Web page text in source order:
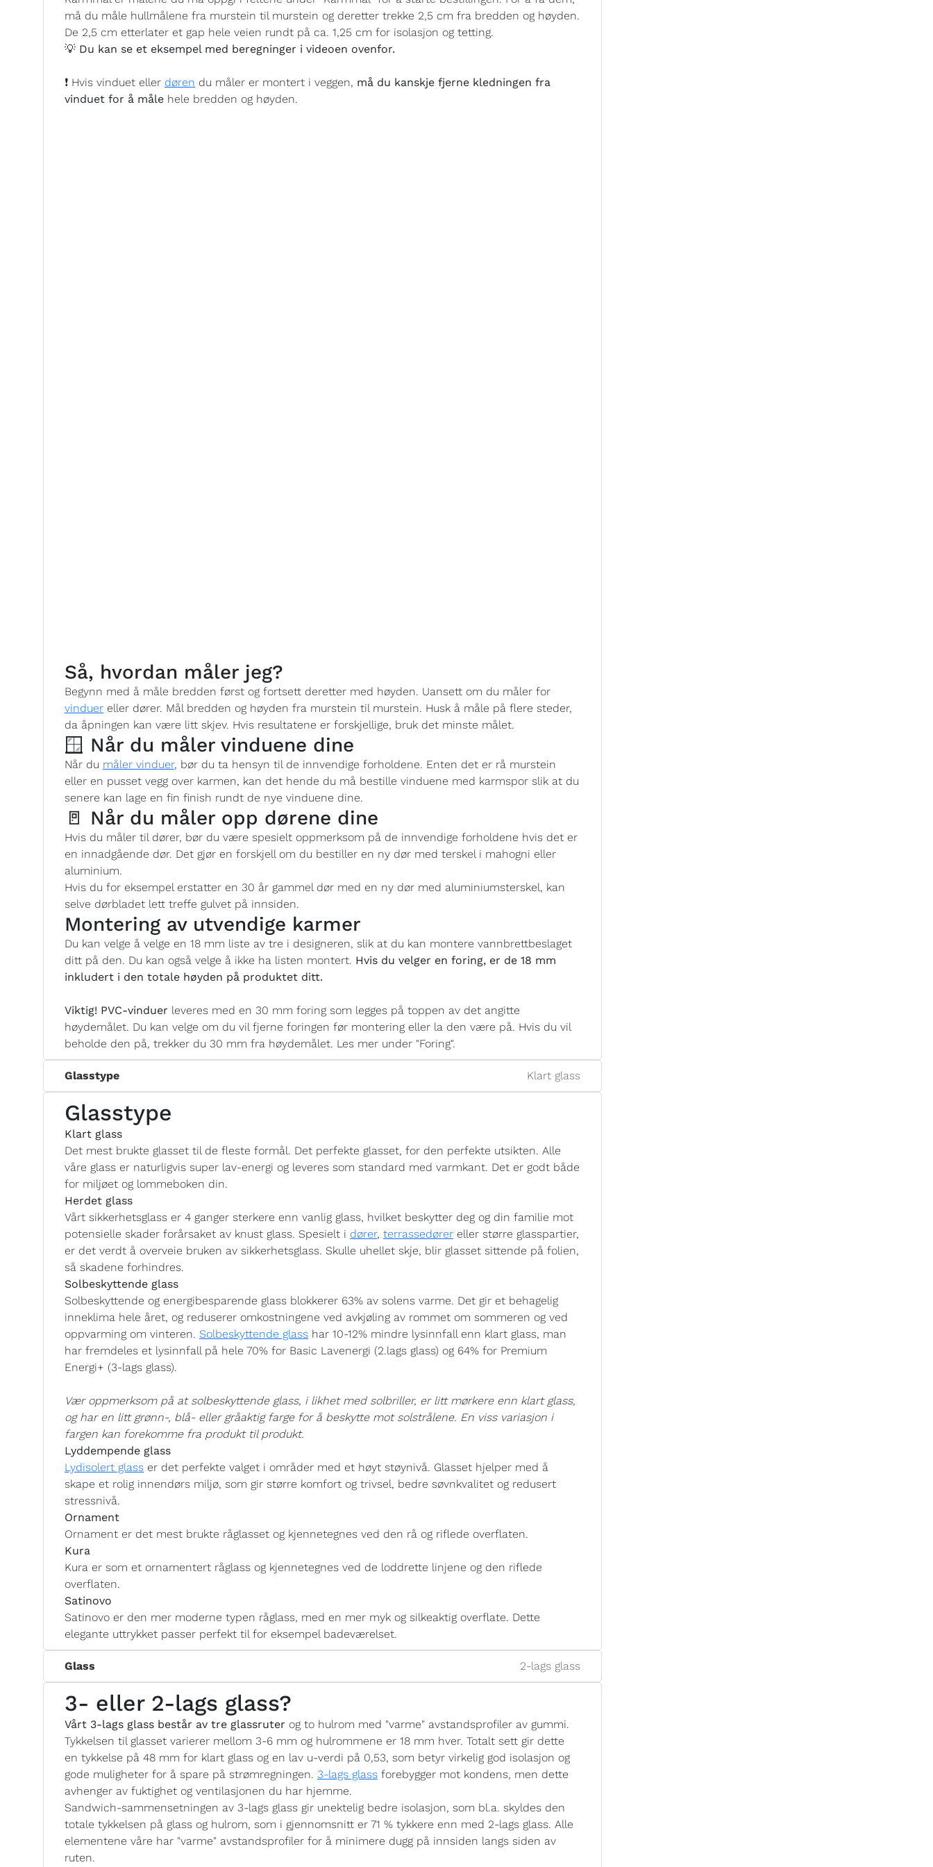
må du måle hullmålene fra murstein til murstein og deretter trekke 2,5 cm fra bredden og høyden.
De 2,5 cm etterlater et gap hele veien rundt på ca. 1,25 cm for isolasjon og tetting.
💡 Du kan se et eksempel med beregninger i videoen ovenfor.
❗ Hvis vinduet eller døren du måler er montert i veggen, må du kanskje fjerne kledningen fra
vinduet for å måle hele bredden og høyden.
Så, hvordan måler jeg?
Begynn med å måle bredden først og fortsett deretter med høyden. Uansett om du måler for
vinduer eller dører. Mål bredden og høyden fra murstein til murstein. Husk å måle på flere steder,
da åpningen kan være litt skjev. Hvis resultatene er forskjellige, bruk det minste målet.
🪟 Når du måler vinduene dine
Når du måler vinduer, bør du ta hensyn til de innvendige forholdene. Enten det er rå murstein
eller en pusset vegg over karmen, kan det hende du må bestille vinduene med karmspor slik at du
senere kan lage en fin finish rundt de nye vinduene dine.
🚪 Når du måler opp dørene dine
Hvis du måler til dører, bør du være spesielt oppmerksom på de innvendige forholdene hvis det er
en innadgående dør. Det gjør en forskjell om du bestiller en ny dør med terskel i mahogni eller
aluminium.
Hvis du for eksempel erstatter en 30 år gammel dør med en ny dør med aluminiumsterskel, kan
selve dørbladet lett treffe gulvet på innsiden.
Montering av utvendige karmer
Du kan velge å velge en 18 mm liste av tre i designeren, slik at du kan montere vannbrettbeslaget
ditt på den. Du kan også velge å ikke ha listen montert. Hvis du velger en foring, er de 18 mm
inkludert i den totale høyden på produktet ditt.
Viktig! PVC-vinduer leveres med en 30 mm foring som legges på toppen av det angitte
høydemålet. Du kan velge om du vil fjerne foringen før montering eller la den være på. Hvis du vil
beholde den på, trekker du 30 mm fra høydemålet. Les mer under "Foring".
Glasstype Klart glass
Glasstype
Klart glass
Det mest brukte glasset til de fleste formål. Det perfekte glasset, for den perfekte utsikten. Alle
våre glass er naturligvis super lav-energi og leveres som standard med varmkant. Det er godt både
for miljøet og lommeboken din.
Herdet glass
Vårt sikkerhetsglass er 4 ganger sterkere enn vanlig glass, hvilket beskytter deg og din familie mot
potensielle skader forårsaket av knust glass. Spesielt i dører, terrassedører eller større glasspartier,
er det verdt å overveie bruken av sikkerhetsglass. Skulle uhellet skje, blir glasset sittende på folien,
så skadene forhindres.
Solbeskyttende glass
Solbeskyttende og energibesparende glass blokkerer 63% av solens varme. Det gir et behagelig
inneklima hele året, og reduserer omkostningene ved avkjøling av rommet om sommeren og ved
oppvarming om vinteren. Solbeskyttende glass har 10-12% mindre lysinnfall enn klart glass, man
har fremdeles et lysinnfall på hele 70% for Basic Lavenergi (2.lags glass) og 64% for Premium
Energi+ (3-lags glass).
Vær oppmerksom på at solbeskyttende glass, i likhet med solbriller, er litt mørkere enn klart glass,
og har en litt grønn-, blå- eller gråaktig farge for å beskytte mot solstrålene. En viss variasjon i
fargen kan forekomme fra produkt til produkt.
Lyddempende glass
Lydisolert glass er det perfekte valget i områder med et høyt støynivå. Glasset hjelper med å
skape et rolig innendørs miljø, som gir større komfort og trivsel, bedre søvnkvalitet og redusert
stressnivå.
Ornament
Ornament er det mest brukte råglasset og kjennetegnes ved den rå og riflede overflaten.
Kura
Kura er som et ornamentert råglass og kjennetegnes ved de loddrette linjene og den riflede
overflaten.
Satinovo
Satinovo er den mer moderne typen råglass, med en mer myk og silkeaktig overflate. Dette
elegante uttrykket passer perfekt til for eksempel badeværelset.
Glass 2-lags glass
3- eller 2-lags glass?
Vårt 3-lags glass består av tre glassruter og to hulrom med "varme" avstandsprofiler av gummi.
Tykkelsen til glasset varierer mellom 3-6 mm og hulrommene er 18 mm hver. Totalt sett gir dette
en tykkelse på 48 mm for klart glass og en lav u-verdi på 0,53, som betyr virkelig god isolasjon og
gode muligheter for å spare på strømregningen. 3-lags glass forebygger mot kondens, men dette
avhenger av fuktighet og ventilasjonen du har hjemme.
Sandwich-sammensetningen av 3-lags glass gir unektelig bedre isolasjon, som bl.a. skyldes den
totale tykkelsen på glass og hulrom, som i gjennomsnitt er 71 % tykkere enn med 2-lags glass. Alle
elementene våre har "varme" avstandsprofiler for å minimere dugg på innsiden langs siden av
ruten.